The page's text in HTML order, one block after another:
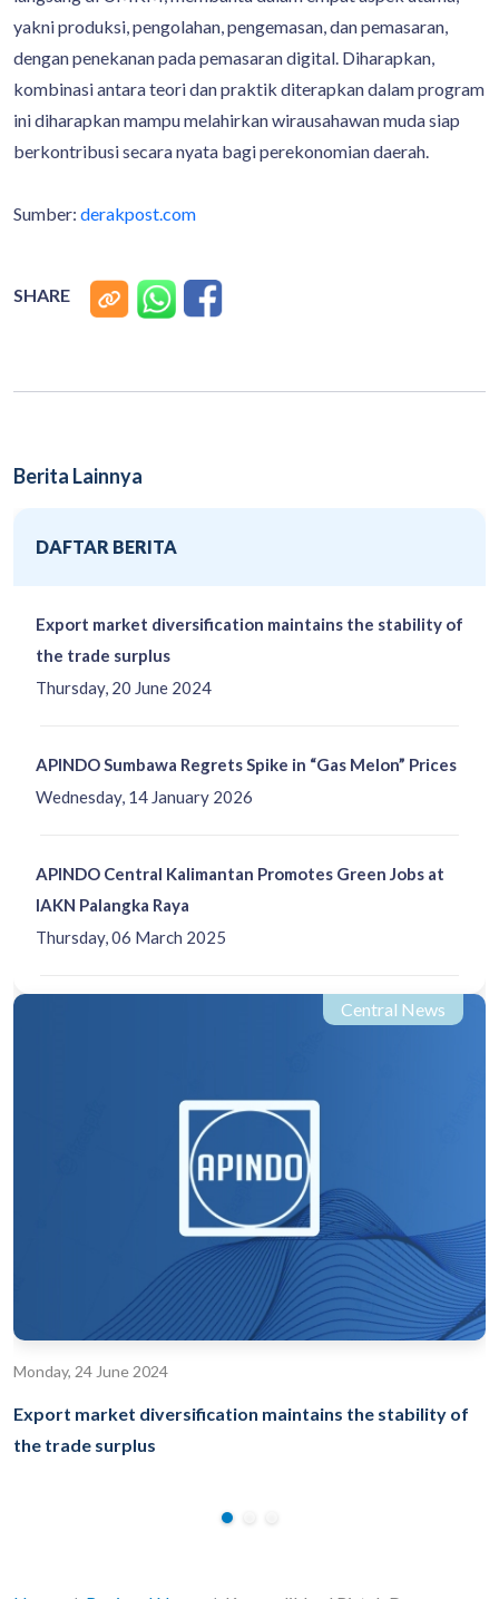
yakni produksi, pengolahan, pengemasan, dan pemasaran,
dengan penekanan pada pemasaran digital. Diharapkan,
kombinasi antara teori dan praktik diterapkan dalam program
ini diharapkan mampu melahirkan wirausahawan muda siap
berkontribusi secara nyata bagi perekonomian daerah.
Sumber: derakpost.com
SHARE
Berita Lainnya
DAFTAR BERITA
Thursday, 20 June 2024
Export market diversification maintains the stability of
the trade surplus
Wednesday, 14 January 2026
APINDO Sumbawa Regrets Spike in “Gas Melon” Prices
Thursday, 06 March 2025
APINDO Central Kalimantan Promotes Green Jobs at
IAKN Palangka Raya
Central News
Monday, 24 June 2024
Export market diversification maintains the stability of
the trade surplus